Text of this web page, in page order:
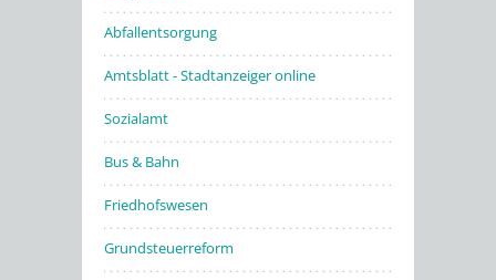
Abfallentsorgung
Amtsblatt - Stadtanzeiger online
Sozialamt
Bus & Bahn
Friedhofswesen
Grundsteuerreform